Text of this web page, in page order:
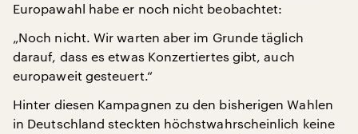
Europawahl habe er noch nicht beobachtet:
„Noch nicht. Wir warten aber im Grunde täglich
darauf, dass es etwas Konzertiertes gibt, auch
europaweit gesteuert.“
Hinter diesen Kampagnen zu den bisherigen Wahlen
in Deutschland steckten höchstwahrscheinlich keine